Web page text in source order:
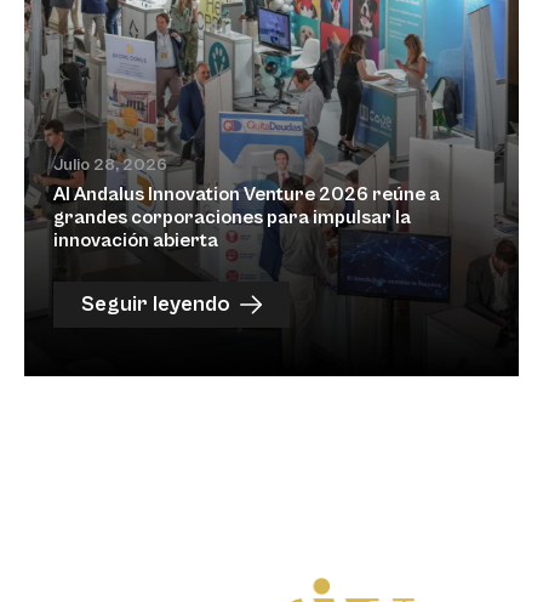
Julio 28, 2026
Al Andalus Innovation Venture 2026 reúne a
grandes corporaciones para impulsar la
innovación abierta
Seguir leyendo